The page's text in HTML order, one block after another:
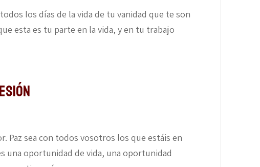
los días de la vida de tu vanidad que te son
esta es tu parte en la vida, y en tu trabajo
Paz sea con todos vosotros los que estáis en
una oportunidad de vida, una oportunidad